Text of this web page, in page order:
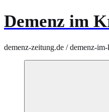
Demenz im
demenz-zeitung.de / demenz-